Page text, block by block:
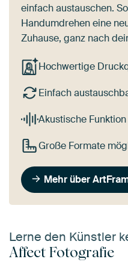
einfach austauschen.
Handumdrehen eine
Zuhause, ganz nach
Hochwertige
Einfach
Akustische Funktion
Große Formate
Mehr über
Lerne den Künstler
Affect Fotografie